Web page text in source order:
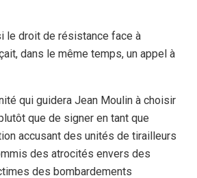
le droit de résistance face à
dans le même temps, un appel à
qui guidera Jean Moulin à choisir
que de signer en tant que
accusant des unités de tirailleurs
des atrocités envers des
des bombardements